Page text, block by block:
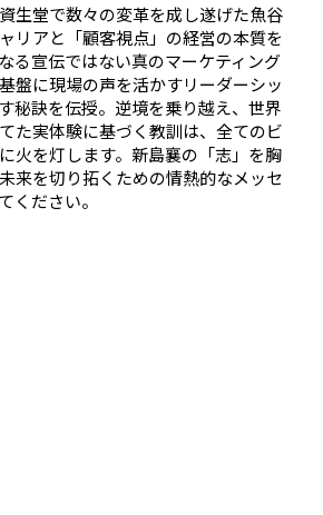
生堂で数々の変革を成し遂げた魚谷
リアと「顧客視点」の経営の本質を
る宣伝ではない真のマーケティング
盤に現場の声を活かすリーダーシッ
秘訣を伝授。逆境を乗り越え、世界
た実体験に基づく教訓は、全てのビ
火を灯します。新島襄の「志」を胸
来を切り拓くための情熱的なメッセ
ください。